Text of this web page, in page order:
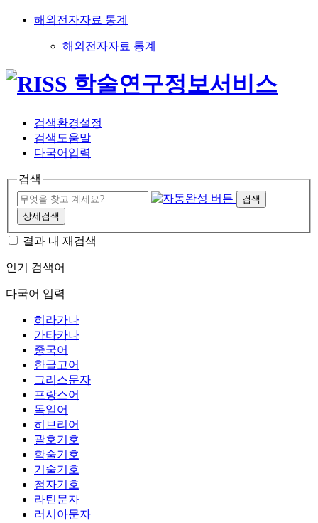
해외전자자료 통계
해외전자자료 통계
검색환경설정
검색도움말
다국어입력
검색
검색
상세검색
결과 내 재검색
인기 검색어
다국어 입력
히라가나
가타카나
중국어
한글고어
그리스문자
프랑스어
독일어
히브리어
괄호기호
학술기호
기술기호
첨자기호
라틴문자
러시아문자